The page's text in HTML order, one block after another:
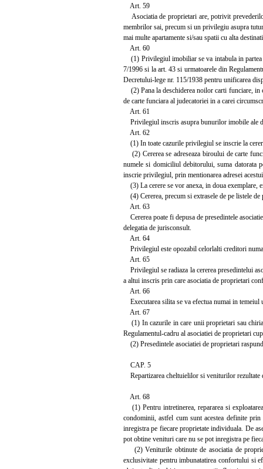
Art. 59
Asociatia de proprietari are, potrivit
membrilor sai, precum si un privilegiu asupra
mai multe apartamente si/sau spatii cu alta
Art. 60
(1) Privilegiul imobiliar se va intabula in
7/1996 si la art. 43 si urmatoarele din
Decretului-lege nr. 115/1938 pentru unificarea
(2) Pana la deschiderea noilor carti funciare,
de carte funciara al judecatoriei in a carei
Art. 61
Privilegiul inscris asupra bunurilor imobile ale
Art. 62
(1) In toate cazurile privilegiul se inscrie la
(2) Cererea se adreseaza biroului de carte
numele si domiciliul debitorului, suma datorata
inscrie privilegiul, prin mentionarea adresei
(3) La cerere se vor anexa, in doua exemplare,
(4) Cererea, precum si extrasele de pe listele
Art. 63
Cererea poate fi depusa de presedintele
delegatia de jurisconsult.
Art. 64
Privilegiul este opozabil celorlalti creditori
Art. 65
Privilegiul se radiaza la cererea presedintelui
a altui inscris prin care asociatia de proprietari
Art. 66
Executarea silita se va efectua numai in
Art. 67
(1) In cazurile in care unii proprietari sau
Regulamentul-cadru al asociatiei de proprietari
(2) Presedintele asociatiei de proprietari
CAP. 5
Repartizarea cheltuielilor si veniturilor rezultate
Art. 68
(1) Pentru intretinerea, repararea si
condominii, astfel cum sunt acestea definite
inregistra pe fiecare proprietate individuala. De
pot obtine venituri care nu se pot inregistra pe
(2) Veniturile obtinute de asociatia de
exclusivitate pentru imbunatatirea confortului si